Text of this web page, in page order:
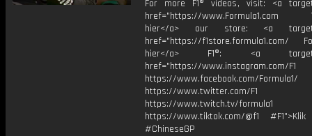
For more F1® videos, visit: <a
href="https://www.Formula1.com
hier</a> our store: <a
href="https://f1store.formula1.com/
hier</a> F1®: <a
href="https://www.instagram.com/F1
https://www.facebook.com/Formula1/
https://www.twitter.com/F1
https://www.twitch.tv/formula1
https://www.tiktok.com/@f1
#ChineseGP